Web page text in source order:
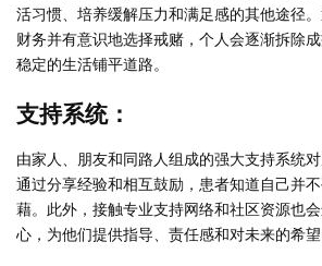
活习惯、培养缓解压力和满足感的其他途径
财务并有意识地选择戒赌，个人会逐渐拆除
稳定的生活铺平道路。
支持系统：
由家人、朋友和同路人组成的强大支持系统对
通过分享经验和相互鼓励，患者知道自己并
藉。此外，接触专业支持网络和社区资源也
心，为他们提供指导、责任感和对未来的希望